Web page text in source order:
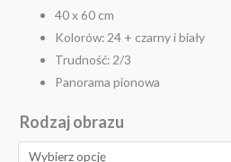
40 x 60 cm
Kolorów: 24 + czarny i biały
Trudność: 2/3
Panorama pionowa
Rodzaj obrazu